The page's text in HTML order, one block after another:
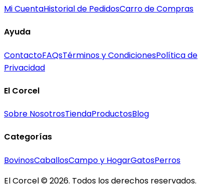
Mi CuentaHistorial de PedidosCarro de Compras
Ayuda
ContactoFAQsTérminos y CondicionesPolítica de
Privacidad
El Corcel
Sobre NosotrosTiendaProductosBlog
Categorías
BovinosCaballosCampo y HogarGatosPerros
El Corcel © 2026. Todos los derechos reservados.